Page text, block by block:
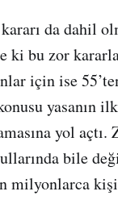
da dahil
ki bu zor
için ise
yasanın ilk
yol açtı.
bile
milyonlarca